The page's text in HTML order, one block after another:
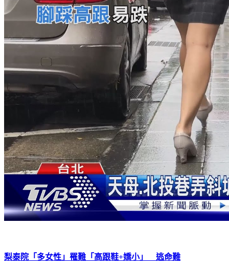
梨泰院「多女性」罹難「高跟鞋+嬌小」 逃命難